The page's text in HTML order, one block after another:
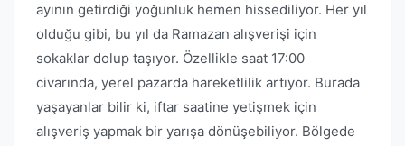
ayının getirdiği yoğunluk hemen hissediliyor. Her yıl
olduğu gibi, bu yıl da Ramazan alışverişi için
sokaklar dolup taşıyor. Özellikle saat 17:00
civarında, yerel pazarda hareketlilik artıyor. Burada
yaşayanlar bilir ki, iftar saatine yetişmek için
alışveriş yapmak bir yarışa dönüşebiliyor. Bölgede